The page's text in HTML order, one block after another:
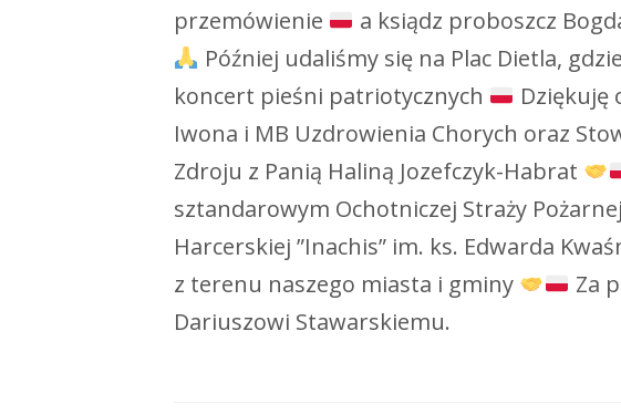
przemówienie
a ksiądz proboszcz
Później udaliśmy się na Plac Dietla,
koncert pieśni patriotycznych
Dziękuję
Iwona i MB Uzdrowienia Chorych oraz
Zdroju z Panią Haliną Jozefczyk-Habrat
sztandarowym Ochotniczej Straży
Harcerskiej ”Inachis” im. ks. Edwarda
z terenu naszego miasta i gminy
Za
Dariuszowi Stawarskiemu.